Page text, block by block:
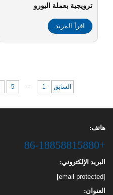
ترويجية بعملة اليورو
اقرأ المزيد
السابق 1
...
5
هاتف:
+86-18858815880
البريد الإلكتروني:
[email protected]
العنوان: